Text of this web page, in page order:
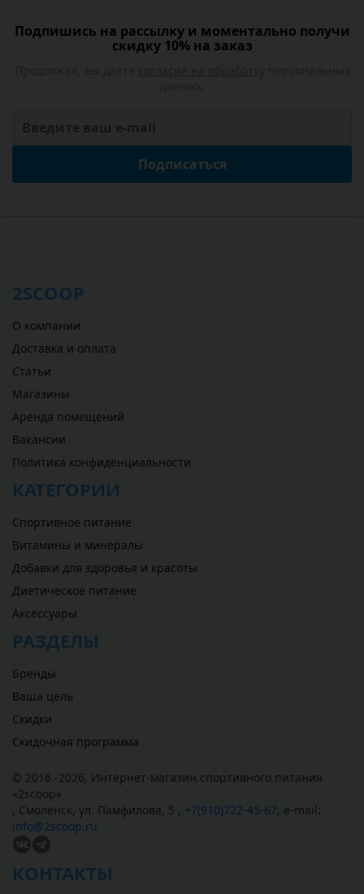
Подпишись на рассылку и моментально получи
скидку 10% на заказ
Подписаться
2SCOOP
О компании
Доставка и оплата
Статьи
Магазины
Аренда помещений
Вакансии
Политика конфиденциальности
КАТЕГОРИИ
Спортивное питание
Витамины и минералы
Добавки для здоровья и красоты
Диетическое питание
Аксессуары
РАЗДЕЛЫ
Бренды
Ваша цель
Скидки
Скидочная программа
© 2016 -2026, Интернет-магазин спортивного питания
«2scoop»
, Смоленск, ул. Памфилова, 5 , +7(910)722-45-67, e-mail:
info@2scoop.ru
КОНТАКТЫ